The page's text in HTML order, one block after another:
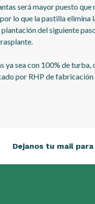
será mayor puesto que
lo que la pastilla elimina
del siguiente
ya sea con 100% de
por RHP de
Dejanos tu mail